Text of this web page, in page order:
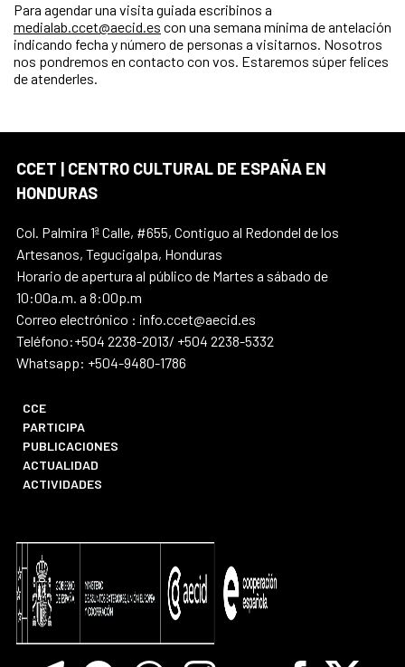
Para agendar una visita guiada escribinos a
medialab.ccet@aecid.es con una semana mínima de antelación
indicando fecha y número de personas a visitarnos. Nosotros
nos pondremos en contacto con vos. Estaremos súper felices
de atenderles.
CCET | CENTRO CULTURAL DE ESPAÑA EN
HONDURAS
Col. Palmira 1ª Calle, #655, Contiguo al Redondel de los
Artesanos, Tegucigalpa, Honduras
Horario de apertura al público de Martes a sábado de
10:00a.m. a 8:00p.m
Correo electrónico : info.ccet@aecid.es
Teléfono:+504 2238-2013/ +504 2238-5332
Whatsapp: +504-9480-1786
CCE
PARTICIPA
PUBLICACIONES
ACTUALIDAD
ACTIVIDADES